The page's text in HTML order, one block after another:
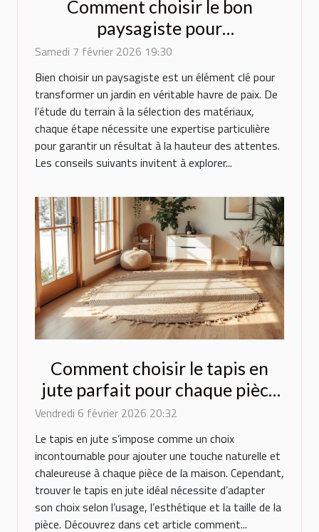
Comment choisir le bon
paysagiste pour
métamorphoser votre espace
extérieur ?
Samedi 7 février 2026 19:30
Bien choisir un paysagiste est un élément clé pour
transformer un jardin en véritable havre de paix. De
l’étude du terrain à la sélection des matériaux,
chaque étape nécessite une expertise particulière
pour garantir un résultat à la hauteur des attentes.
Les conseils suivants invitent à explorer...
Comment choisir le tapis en
jute parfait pour chaque pièce
de la maison ?
Vendredi 6 février 2026 20:32
Le tapis en jute s’impose comme un choix
incontournable pour ajouter une touche naturelle et
chaleureuse à chaque pièce de la maison. Cependant,
trouver le tapis en jute idéal nécessite d’adapter
son choix selon l’usage, l’esthétique et la taille de la
pièce. Découvrez dans cet article comment...